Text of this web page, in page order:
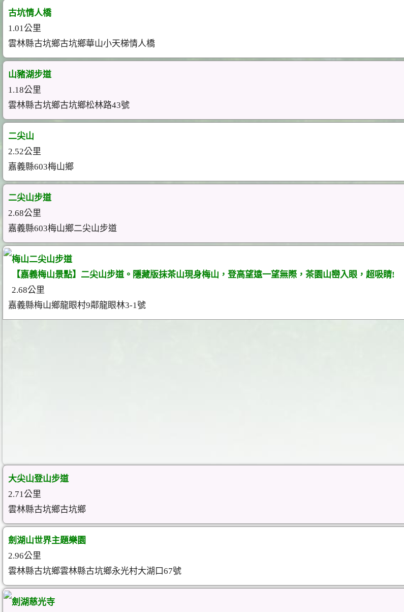
古坑情人橋
1.01公里
雲林縣古坑鄉古坑鄉華山小天梯情人橋
山豬湖步道
1.18公里
雲林縣古坑鄉古坑鄉松林路43號
二尖山
2.52公里
嘉義縣603梅山鄉
二尖山步道
2.68公里
嘉義縣603梅山鄉二尖山步道
梅山二尖山步道
【嘉義梅山景點】二尖山步道。隱藏版抹茶山現身梅山，登高望遠一望無際，茶園山巒入眼，超吸睛!
2.68公里
嘉義縣梅山鄉龍眼村9鄰龍眼林3-1號
大尖山登山步道
2.71公里
雲林縣古坑鄉古坑鄉
劍湖山世界主題樂園
2.96公里
雲林縣古坑鄉雲林縣古坑鄉永光村大湖口67號
劍湖慈光寺